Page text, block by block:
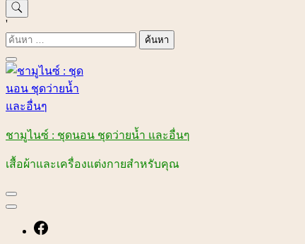
'
ค้นหา
สำหรับ:
ชามูไนซ์ : ชุดนอน ชุดว่ายน้ำ และอื่นๆ
เสื้อผ้าและเครื่องแต่งกายสำหรับคุณ